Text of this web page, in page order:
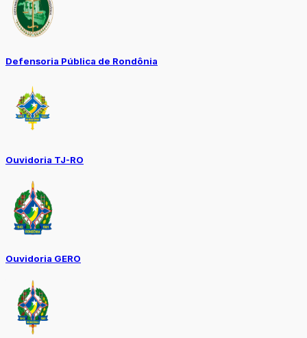
Defensoria Pública de Rondônia
Ouvidoria TJ-RO
Ouvidoria GERO